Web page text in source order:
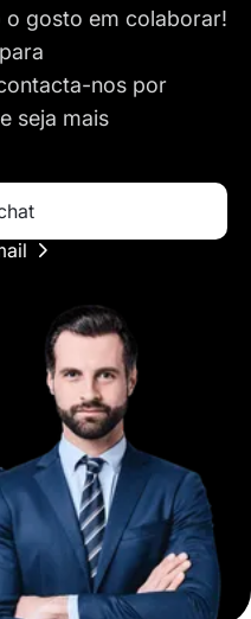
o gosto em colaborar!
nos por
seja mais